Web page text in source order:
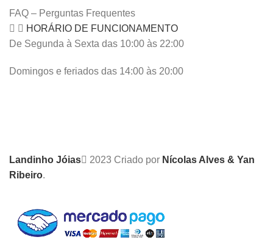
FAQ – Perguntas Frequentes
HORÁRIO DE FUNCIONAMENTO
De Segunda à Sexta das 10:00 às 22:00
Domingos e feriados das 14:00 às 20:00
Landinho Jóias 2023 Criado por Nícolas Alves & Yan
Ribeiro.